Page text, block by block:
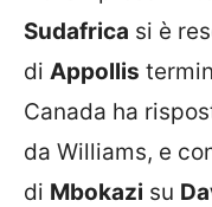
Sudafrica si è
di Appollis
Canada ha
da Williams, e
di Mbokazi su